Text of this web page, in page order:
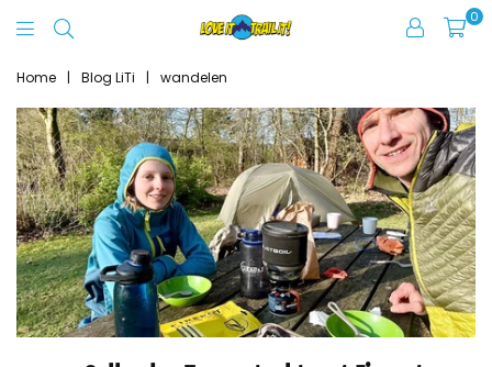
It
Trail
It
0
Home | Blog LiTi | wandelen